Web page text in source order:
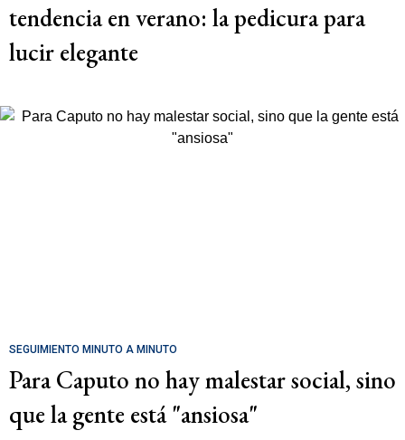
tendencia en verano: la pedicura para
lucir elegante
SEGUIMIENTO MINUTO A MINUTO
Para Caputo no hay malestar social, sino
que la gente está "ansiosa"